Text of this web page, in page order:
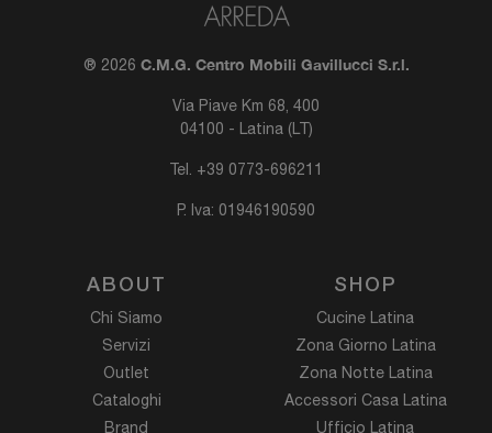
® 2026 C.M.G. Centro Mobili Gavillucci S.r.l.
Via Piave Km 68, 400
04100 - Latina (LT)
Tel. +39 0773-696211
P. Iva: 01946190590
ABOUT
Chi Siamo
Servizi
Outlet
Cataloghi
Brand
SHOP
Cucine Latina
Zona Giorno Latina
Zona Notte Latina
Accessori Casa Latina
Ufficio Latina